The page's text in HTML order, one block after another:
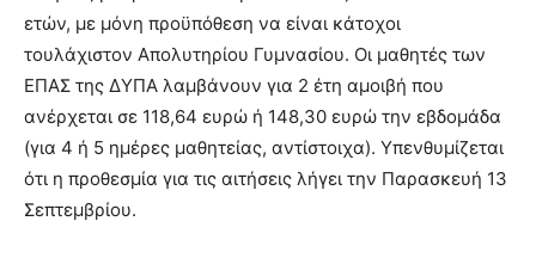
ετών, με μόνη προϋπόθεση να είναι κάτοχοι
τουλάχιστον Απολυτηρίου Γυμνασίου. Οι μαθητές των
ΕΠΑΣ της ΔΥΠΑ λαμβάνουν για 2 έτη αμοιβή που
ανέρχεται σε 118,64 ευρώ ή 148,30 ευρώ την εβδομάδα
(για 4 ή 5 ημέρες μαθητείας, αντίστοιχα). Υπενθυμίζεται
ότι η προθεσμία για τις αιτήσεις λήγει την Παρασκευή 13
Σεπτεμβρίου.